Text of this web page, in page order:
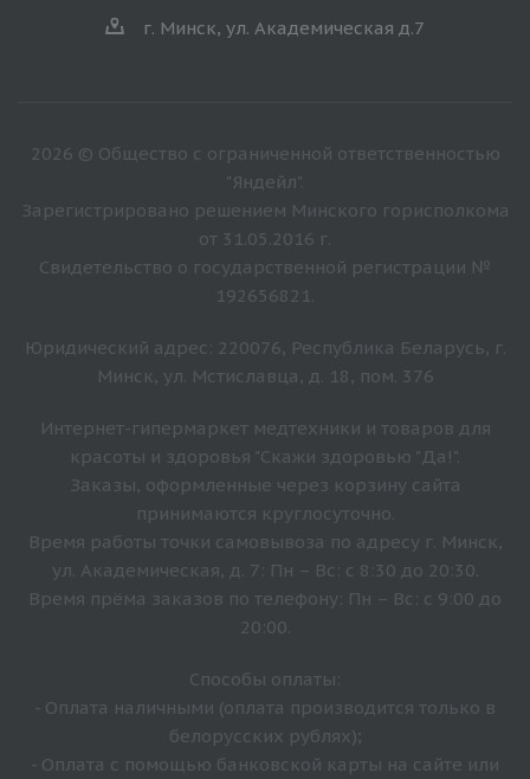
г. Минск, ул. Академическая д.7
2026 © Общество с ограниченной ответственностью
"Яндейл".
Зарегистрировано решением Минского горисполкома
от 31.05.2016 г.
Свидетельство о государственной регистрации №
192656821.
Юридический адрес: 220076, Республика Беларусь, г.
Минск, ул. Мстиславца, д. 18, пом. 376
Интернет-гипермаркет медтехники и товаров для
красоты и здоровья "Скажи здоровью "Да!".
Заказы, оформленные через корзину сайта
принимаются круглосуточно.
Время работы точки самовывоза по адресу г. Минск,
ул. Академическая, д. 7: Пн – Вс: с 8:30 до 20:30.
Время прёма заказов по телефону: Пн – Вс: с 9:00 до
20:00.
Способы оплаты:
- Оплата наличными (оплата производится только в
белорусских рублях);
- Оплата с помощью банковской карты на сайте или